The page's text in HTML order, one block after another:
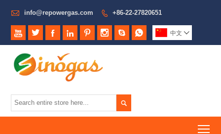
 info@repowergas.com  +86-22-27820651
        中文 
